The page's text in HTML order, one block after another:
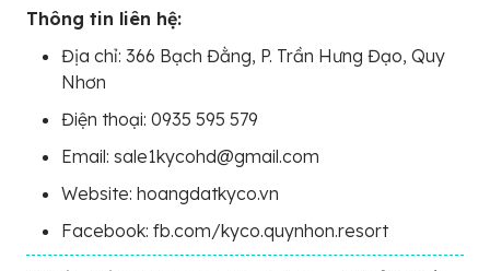
Thông tin liên hệ:
Địa chỉ: 366 Bạch Đằng, P. Trần Hưng Đạo, Quy
Nhơn
Điện thoại: 0935 595 579
Email: sale1kycohd@gmail.com
Website: hoangdatkyco.vn
Facebook: fb.com/kyco.quynhon.resort